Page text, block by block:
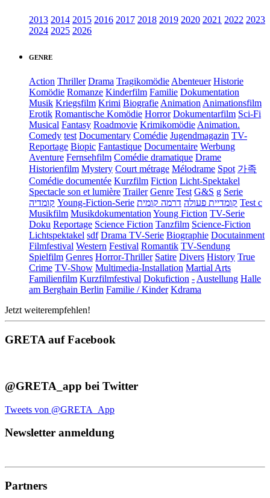
2013 2014 2015 2016 2017 2018 2019 2020 2021 2022 2023
2024 2025 2026
GENRE
Action Thriller Drama Tragikomödie Abenteuer Historie
Komödie Romanze Kinderfilm Familie Dokumentation
Musik Kriegsfilm Krimi Biografie Animation Animationsfilm
Erotik Romantische Komödie Horror Dokumentarfilm Sci-Fi
Musical Fantasy Roadmovie Krimikomödie Animation.
Comedy test Documentary Comédie Jugendmagazin TV-
Reportage Biopic Fantastique Documentaire Werbung
Aventure Fernsehfilm Comédie dramatique Drame
Historienfilm Mystery Court métrage Mélodrame Spot 가족
Comédie documentée Kurzfilm Fiction Licht-Spektakel
Spectacle son et lumière Trailer Genre Test G&S g Serie
קומדיה Young-Fiction-Serie קומדיית פעולה דרמה קומית
Test c
Musikfilm Musikdokumentation Young Fiction TV-Serie
Doku Reportage Science Fiction Tanzfilm Science-Fiction
Lichtspektakel sdf Drama TV-Serie Biographie Docutainment
Filmfestival Western Festival Romantik TV-Sendung
Spielfilm Genres Horror-Thriller Satire Divers History True
Crime TV-Show Multimedia-Installation Martial Arts
Familienfilm Kurzfilmfestival Dokufiction - Austellung Halle
am Berghain Berlin Familie / Kinder Kdrama
Jetzt weiterempfehlen!
GRETA auf Facebook
@GRETA_app bei Twitter
Tweets von @GRETA_App
Newsletter anmeldung
Partners